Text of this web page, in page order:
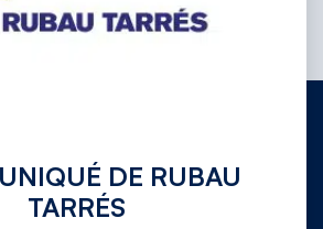
DE RUBAU
TARRÉS